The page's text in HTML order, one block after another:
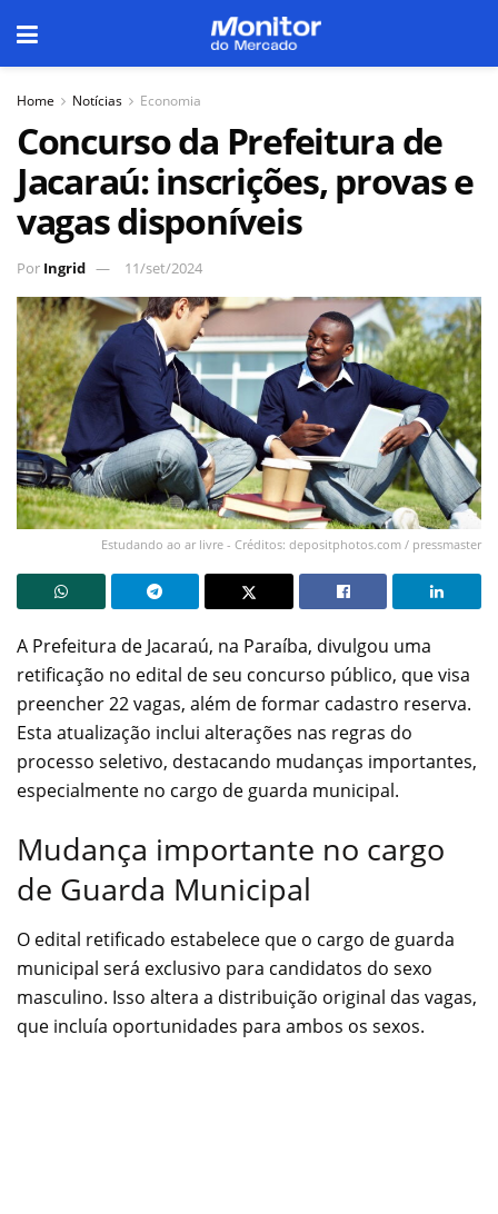
Home Notícias Economia
Concurso da Prefeitura de
Jacaraú: inscrições, provas e
vagas disponíveis
Por Ingrid 11/set/2024
Estudando ao ar livre - Créditos: depositphotos.com / pressmaster
A Prefeitura de Jacaraú, na Paraíba, divulgou uma
retificação no edital de seu concurso público, que visa
preencher 22 vagas, além de formar cadastro reserva.
Esta atualização inclui alterações nas regras do
processo seletivo, destacando mudanças importantes,
especialmente no cargo de guarda municipal.
Mudança importante no cargo
de Guarda Municipal
O edital retificado estabelece que o cargo de guarda
municipal será exclusivo para candidatos do sexo
masculino. Isso altera a distribuição original das vagas,
que incluía oportunidades para ambos os sexos.